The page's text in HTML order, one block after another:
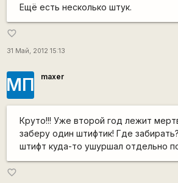
Ещё есть несколько штук.
favorite_border
31 Май, 2012 15:13
МП maxer
Круто!!! Уже второй год лежит
заберу один штифтик! Где
штифт куда-то ушуршал отдельно
favorite_border